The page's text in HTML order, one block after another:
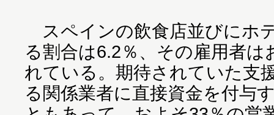
スペインの飲食店並びにホ
る割合は6.2％、その雇用者
れている。期待されていた支
る関係業者に直接資金を付与